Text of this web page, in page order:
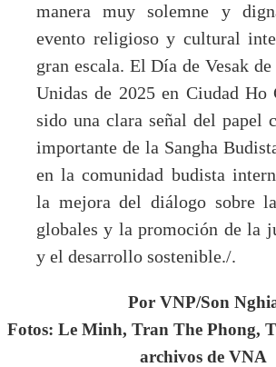
manera muy solemne y
evento religioso y cultural
gran escala. El Día de Vesak
Unidas de 2025 en Ciudad
sido una clara señal del papel
importante de la Sangha
en la comunidad budista
la mejora del diálogo sobre
globales y la promoción de la
y el desarrollo sostenible./.
Por VNP/Son
Fotos: Le Minh, Tran The Phong,
archivos de VNA